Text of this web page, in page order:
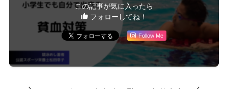
この記事が気に入ったら
フォローしてね！
Follow Me